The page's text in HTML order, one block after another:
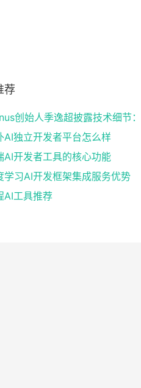
荐
AI独立开发者平台怎么样
AI开发者工具的核心功能
学习AI开发框架集成服务优势
AI工具推荐